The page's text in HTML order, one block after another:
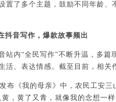
置了多个主题，鼓励不同年龄
抖音写作，爆款故事频出
站内“全民写作”不断升温，多
活、表达情感。截至目前，相关
布《我的母亲》中，农民工安
，黄了又青，就像我的念想一